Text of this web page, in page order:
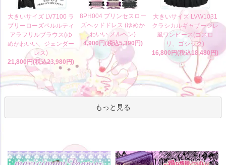
大きいサイズ LV7100 ラ
ブリーローズペルルティ
アラフリルブラウス(ゆ
めかわいい、ジェンダー
レス)
21,800円(税込23,980円)
8PH004 プリンセスロー
ズヘッドドレス (ゆめか
わいい メルヘン)
4,900円(税込5,390円)
大きいサイズ LVW1031
クラシカルギャザージレ
風ワンピース(ゴスロ
リ、ゴシック)
16,800円(税込18,480円)
もっと見る